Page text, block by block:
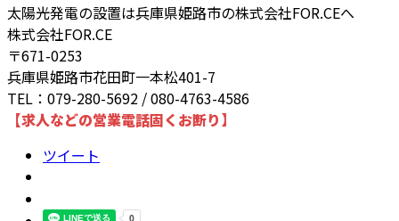
太陽光発電の設置は兵庫県姫路市の株式会社FOR.CEへ
株式会社FOR.CE
〒671-0253
兵庫県姫路市花田町一本松401-7
TEL：079-280-5692 / 080-4763-4586
【求人などの営業電話固くお断り】
ツイート